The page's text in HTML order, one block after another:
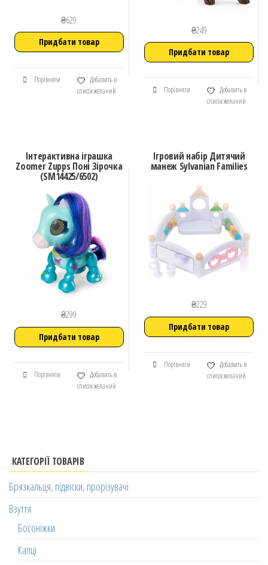
₴629
Придбати товар
Порівняти
Добавить в
список желаний
₴249
Придбати товар
Порівняти
Добавить в
список желаний
Інтерактивна іграшка
Zoomer Zupps Поні Зірочка
(SM14425/6502)
₴299
Придбати товар
Порівняти
Добавить в
список желаний
Ігровий набір Дитячий
манеж Sylvanian Families
₴229
Придбати товар
Порівняти
Добавить в
список желаний
КАТЕГОРІЇ ТОВАРІВ
Брязкальця, підвіски, прорізувачі
Взуття
Босоніжки
Капці